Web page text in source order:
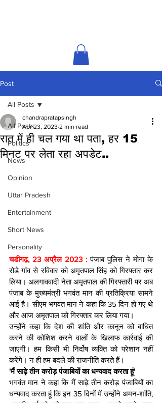
Post
All Posts
Politics
News
Opinion
Uttar Pradesh
Entertainment
Short News
Personality
All Posts
रात में ही चल गया था पता, हर 15
मिनट पर लेता रहा अपडेट..
chandrapratapsingh
Apr 23, 2023 2 min read
चडीगढ़, 23 अप्रैल 2023 : पंजाब पुलिस ने मोगा के
रोडे गांव से रविवार को अमृतपाल सिंह को गिरफ्तार कर
लिया। अलगाववादी नेता अमृतपाल की गिरफ्तारी पर अब
पंजाब के मुख्यमंत्री भगवंत मान की प्रतिक्रिया सामने
आई है। सीएम भगवंत मान ने कहा कि 35 दिन हो गए थे
और आज अमृतपाल को गिरफ्तार कर लिया गया।
उन्होंने कहा कि देश की शांति और कानून को बाधित
करने की कोशिश करने वालों के खिलाफ कार्रवाई की
जाएगी। हम किसी भी निर्दोष व्यक्ति को परेशान नहीं
करेंगे। न ही हम बदले की राजनीति करते हैं।
'मैं साढ़े तीन करोड़ पंजाबियों का धन्यवाद करता हूं'
भगवंत मान ने कहा कि मैं साढ़े तीन करोड़ पंजाबियों का
धन्यवाद करता हूं कि इन 35 दिनों में उन्होंने अमन-शांति,